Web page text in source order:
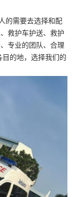
的需要去选择和配
救护车护送、救护
专业的团队、合理
的地，选择我们的